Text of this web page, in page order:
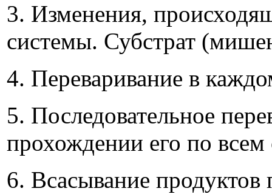
3. Изменения,
системы. Субстрат
4. Переваривание в
5. Последовательное
прохождении его по
6. Всасывание продуктов